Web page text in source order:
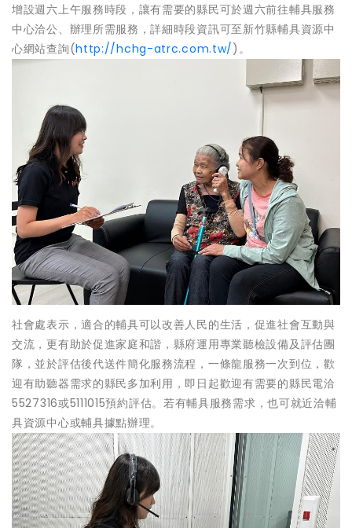
增設週六上午服務時段，讓有需要的縣民可於週六前往輔具服務
中心洽公、辦理所需服務，詳細時段資訊可至新竹縣輔具資源中
心網站查詢(http://hchg-atrc.com.tw/)。
社會處表示，適合的輔具可以改善人民的生活，促進社會互動與
交流，更有助於促進家庭和諧，縣府運用專業聽檢設備及評估團
隊，並於評估後代送件簡化服務流程，一條龍服務一次到位，歡
迎有助聽器需求的縣民多加利用，即日起歡迎有需要的縣民電洽
5527316或5111015預約評估。若有輔具服務需求，也可就近洽輔
具資源中心或輔具據點辦理。